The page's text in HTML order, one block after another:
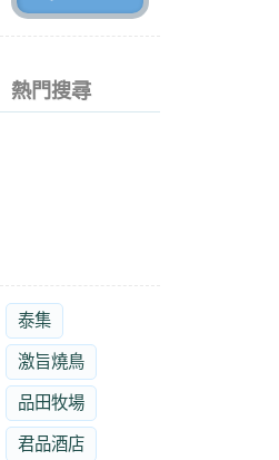
熱門搜尋
泰集
激旨燒鳥
品田牧場
君品酒店